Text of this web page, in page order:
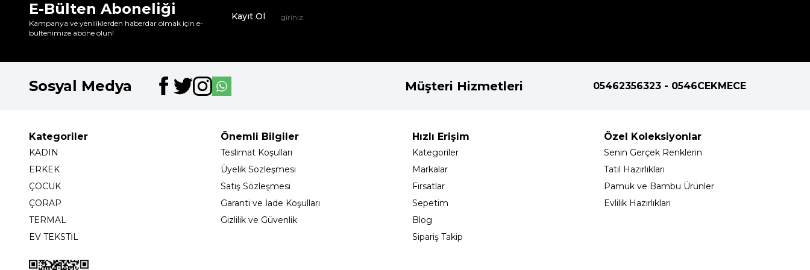
E-Bülten Aboneliği
Kampanya ve yeniliklerden haberdar olmak için e-
bültenimize abone olun!
Kayıt Ol
Sosyal Medya Müşteri Hizmetleri 05462356323 - 0546CEKMECE
Kategoriler
KADIN
ERKEK
ÇOCUK
ÇORAP
TERMAL
EV TEKSTİL
Önemli Bilgiler
Teslimat Koşulları
Üyelik Sözleşmesi
Satış Sözleşmesi
Garanti ve İade Koşulları
Gizlilik ve Güvenlik
Hızlı Erişim
Kategoriler
Markalar
Fırsatlar
Sepetim
Blog
Sipariş Takip
Özel Koleksiyonlar
Senin Gerçek Renklerin
Tatil Hazırlıkları
Pamuk ve Bambu Ürünler
Evlilik Hazırlıkları